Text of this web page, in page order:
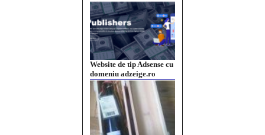
Website de tip Adsense cu
domeniu adzeige.ro